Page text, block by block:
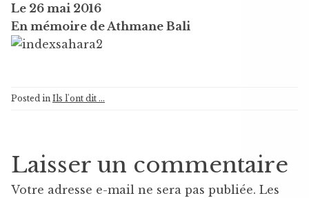
Le 26 mai 2016
En mémoire de Athmane Bali
Posted in Ils l'ont dit ...
Laisser un commentaire
Votre adresse e-mail ne sera pas publiée. Les